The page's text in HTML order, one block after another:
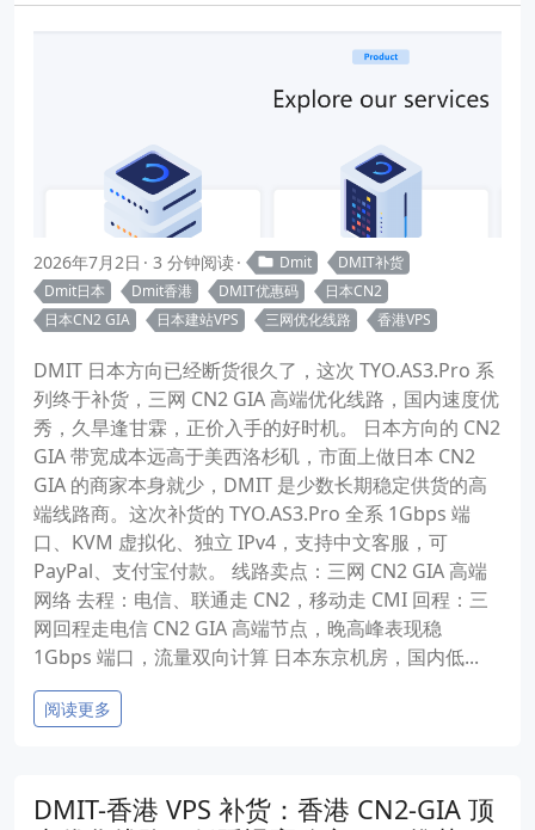
2026年7月2日 3 分钟阅读 Dmit
DMIT补货
Dmit日本
Dmit香港 DMIT优惠码
日本CN2
日本CN2 GIA
日本建站VPS 三网优化线路 香港VPS
DMIT 日本方向已经断货很久了，这次 TYO.AS3.Pro 系
列终于补货，三网 CN2 GIA 高端优化线路，国内速度优
秀，久旱逢甘霖，正价入手的好时机。 日本方向的 CN2
GIA 带宽成本远高于美西洛杉矶，市面上做日本 CN2
GIA 的商家本身就少，DMIT 是少数长期稳定供货的高
端线路商。这次补货的 TYO.AS3.Pro 全系 1Gbps 端
口、KVM 虚拟化、独立 IPv4，支持中文客服，可
PayPal、支付宝付款。 线路卖点：三网 CN2 GIA 高端
网络 去程：电信、联通走 CN2，移动走 CMI 回程：三
网回程走电信 CN2 GIA 高端节点，晚高峰表现稳
1Gbps 端口，流量双向计算 日本东京机房，国内低...
阅读更多
DMIT-香港 VPS 补货：香港 CN2-GIA 顶